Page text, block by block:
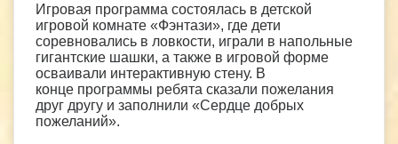
Игровая программа состоялась в детской
игровой комнате «Фэнтази», где дети
соревновались в ловкости, играли в напольные
гигантские шашки, а также в игровой форме
осваивали интерактивную стену. В
конце программы ребята сказали пожелания
друг другу и заполнили «Сердце добрых
пожеланий».